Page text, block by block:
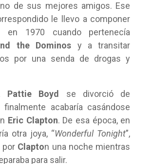
de sus mejores amigos. Ese
le llevo a componer
en 1970 cuando pertenecía
the Dominos y a transitar
por una senda de drogas y
Pattie Boyd
se divorció de
finalmente acabaría casándose
Eric Clapton. De esa época, en
otra joya, “Wonderful Tonight”,
por Clapton una noche mientras
para salir.